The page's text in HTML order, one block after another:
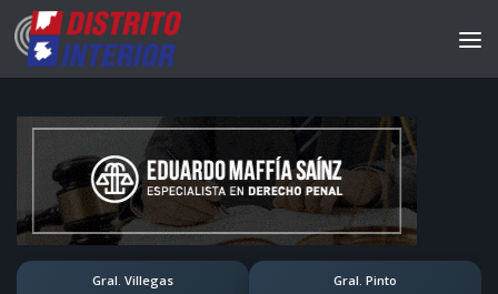
Gral. Villegas Gral. Pinto